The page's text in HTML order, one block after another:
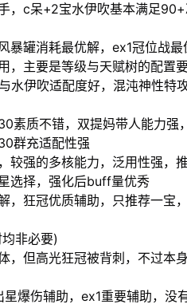
，c呆+2宝水伊吹基本满足
暴罐消耗最优解，ex1冠位战
，主要是等级与天赋树的配置
水伊吹适配度好，混沌神性特
素质不错，双提妈带人能力强
群充适配性强
较强的多核能力，泛用性强，
选择，强化后buff量优秀
，狂冠优质辅助，只推荐一宝
非必要)
，但高光狂冠被背刺，不过本
爆伤辅助，ex1重要辅助，没